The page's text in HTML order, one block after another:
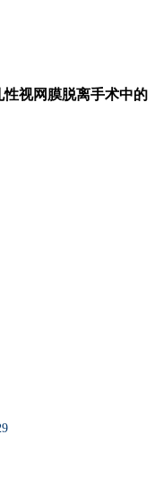
视网膜脱离手术中的